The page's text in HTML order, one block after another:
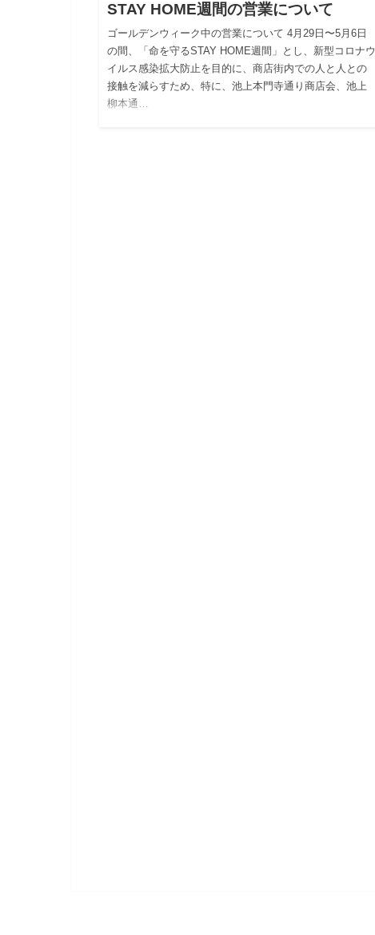
STAY HOME週間の営業について
ゴールデンウィーク中の営業について 4月29日〜5月6日
の間、「命を守るSTAY HOME週間」とし、新型コロナウ
イルス感染拡大防止を目的に、商店街内での人と人との
接触を減らすため、特に、池上本門寺通り商店会、池上
柳本通…